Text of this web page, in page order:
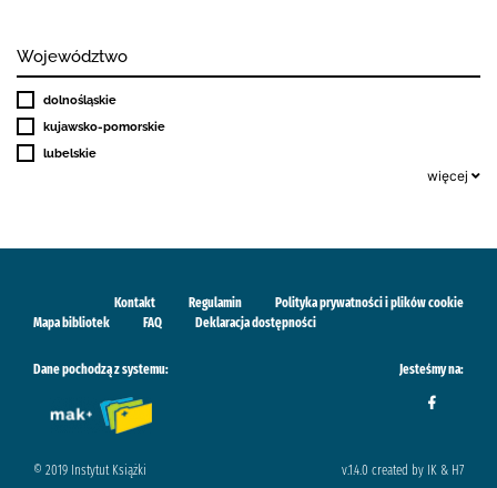
Województwo
dolnośląskie
kujawsko-pomorskie
lubelskie
więcej
Kontakt Regulamin
Polityka prywatności i plików cookie
Mapa bibliotek
FAQ Deklaracja dostępności
Dane pochodzą z systemu: Jesteśmy na:
© 2019 Instytut Książki v.1.4.0 created by IK & H7